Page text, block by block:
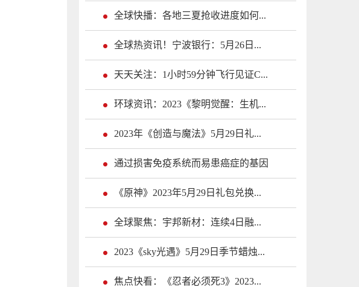
全球快播：各地三夏抢收进度如何...
全球热资讯！宁波银行：5月26日...
天天关注：1小时59分钟飞行见证C...
环球资讯：2023《黎明觉醒：生机...
2023年《创造与魔法》5月29日礼...
通过损害免疫系统而易患癌症的基因
《原神》2023年5月29日礼包兑换...
全球聚焦：宇邦新材：连续4日融...
2023《sky光遇》5月29日季节蜡烛...
焦点快看：《忍者必须死3》2023...